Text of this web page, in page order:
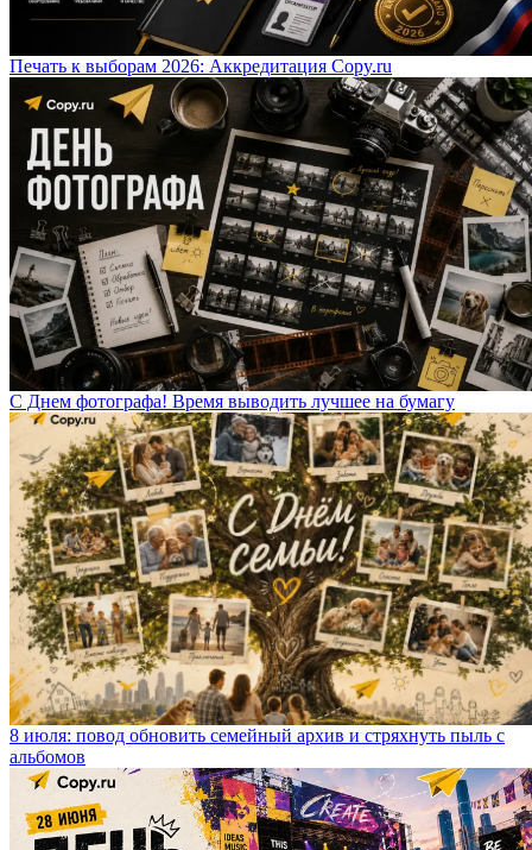
Печать к выборам 2026: Аккредитация Copy.ru
С Днем фотографа! Время выводить лучшее на бумагу
8 июля: повод обновить семейный архив и стряхнуть пыль с
альбомов